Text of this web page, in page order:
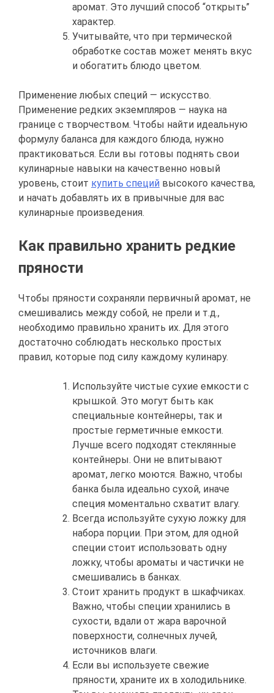
аромат. Это лучший способ “открыть”
характер.
Учитывайте, что при термической
обработке состав может менять вкус
и обогатить блюдо цветом.
Применение любых специй — искусство.
Применение редких экземпляров — наука на
границе с творчеством. Чтобы найти идеальную
формулу баланса для каждого блюда, нужно
практиковаться. Если вы готовы поднять свои
кулинарные навыки на качественно новый
уровень, стоит купить специй высокого качества,
и начать добавлять их в привычные для вас
кулинарные произведения.
Как правильно хранить редкие
пряности
Чтобы пряности сохраняли первичный аромат, не
смешивались между собой, не прели и т.д.,
необходимо правильно хранить их. Для этого
достаточно соблюдать несколько простых
правил, которые под силу каждому кулинару.
Используйте чистые сухие емкости с
крышкой. Это могут быть как
специальные контейнеры, так и
простые герметичные емкости.
Лучше всего подходят стеклянные
контейнеры. Они не впитывают
аромат, легко моются. Важно, чтобы
банка была идеально сухой, иначе
специя моментально схватит влагу.
Всегда используйте сухую ложку для
набора порции. При этом, для одной
специи стоит использовать одну
ложку, чтобы ароматы и частички не
смешивались в банках.
Стоит хранить продукт в шкафчиках.
Важно, чтобы специи хранились в
сухости, вдали от жара варочной
поверхности, солнечных лучей,
источников влаги.
Если вы используете свежие
пряности, храните их в холодильнике.